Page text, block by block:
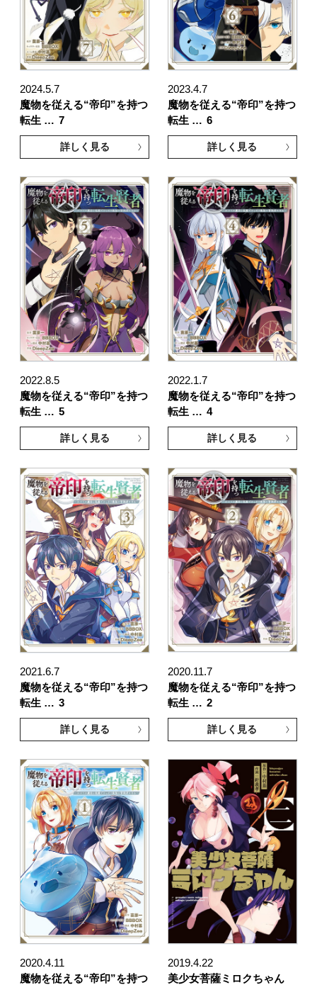
2024.5.7
魔物を従える“帝印”を持つ
転生 … 7
詳しく見る
2023.4.7
魔物を従える“帝印”を持つ
転生 … 6
詳しく見る
2022.8.5
魔物を従える“帝印”を持つ
転生 … 5
詳しく見る
2022.1.7
魔物を従える“帝印”を持つ
転生 … 4
詳しく見る
2021.6.7
魔物を従える“帝印”を持つ
転生 … 3
詳しく見る
2020.11.7
魔物を従える“帝印”を持つ
転生 … 2
詳しく見る
2020.4.11
魔物を従える“帝印”を持つ
2019.4.22
美少女菩薩ミロクちゃん